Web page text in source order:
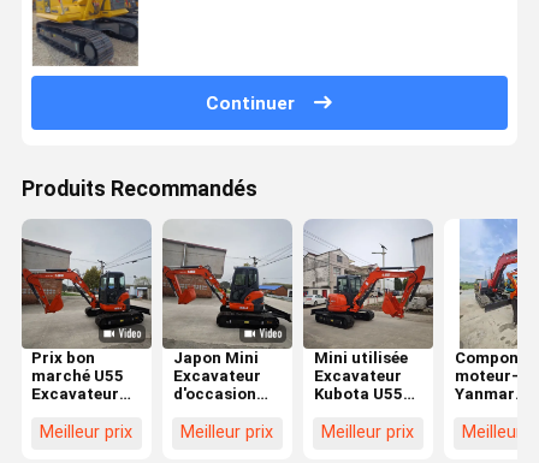
Continuer
Produits Recommandés
Prix bon
marché U55
Excavateur
Petite pelle de
Meilleur prix
Japon Mini
Excavateur
d'occasion
Kubota U55
Meilleur prix
Mini utilisée
Excavateur
Kubota U55
tonnes
Meilleur prix
moteur-
Yanmar
Japon de
Meilleur